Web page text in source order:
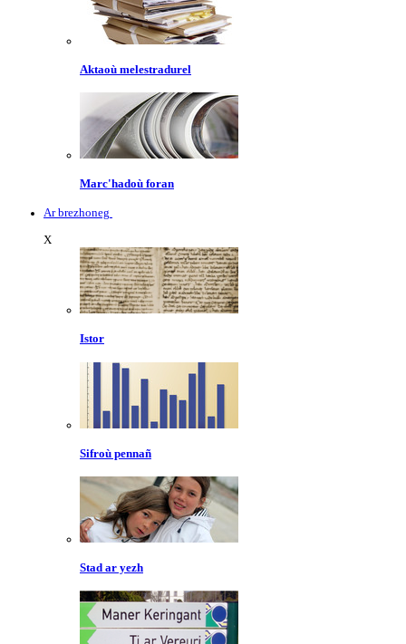
Aktaoù melestradurel
Marc'hadoù foran
Ar brezhoneg
X
Istor
Sifroù pennañ
Stad ar yezh